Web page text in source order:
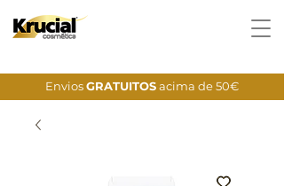
EnviosGRATUITOSacima de 50€